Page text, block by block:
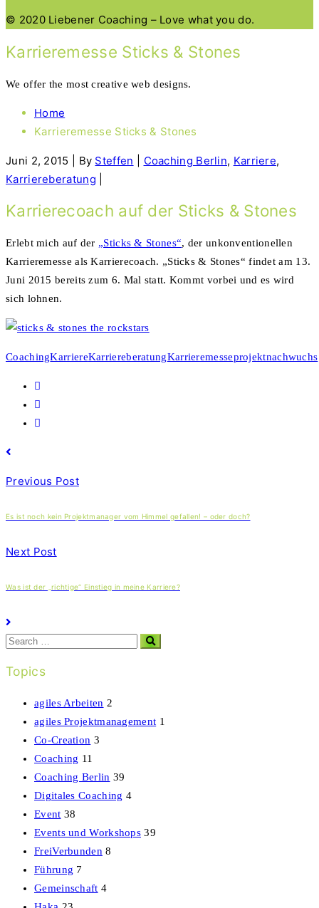
© 2020 Liebener Coaching – Love what you do.
Karrieremesse Sticks & Stones
We offer the most creative web designs.
Home
Karrieremesse Sticks & Stones
Juni 2, 2015 By Steffen Coaching Berlin, Karriere,
Karriereberatung
Karrierecoach auf der Sticks & Stones
Erlebt mich auf der „Sticks & Stones“, der unkonventionellen
Karrieremesse als Karrierecoach. „Sticks & Stones“ findet am 13.
Juni 2015 bereits zum 6. Mal statt. Kommt vorbei und es wird
sich lohnen.
CoachingKarriereKarriereberatungKarrieremesseprojektnachwuchs
Previous Post
Es ist noch kein Projektmanager vom Himmel gefallen! – oder doch?
Next Post
Was ist der „richtige“ Einstieg in meine Karriere?
Search
Topics
agiles Arbeiten 2
agiles Projektmanagement 1
Co-Creation 3
Coaching 11
Coaching Berlin 39
Digitales Coaching 4
Event 38
Events und Workshops 39
FreiVerbunden 8
Führung 7
Gemeinschaft 4